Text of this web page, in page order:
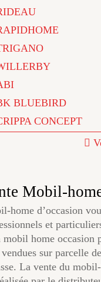
BLUEBIRD
CONCEPT
Mobil-
home d’occasion
et
mobil home occasion
sur parcelle
La vente du